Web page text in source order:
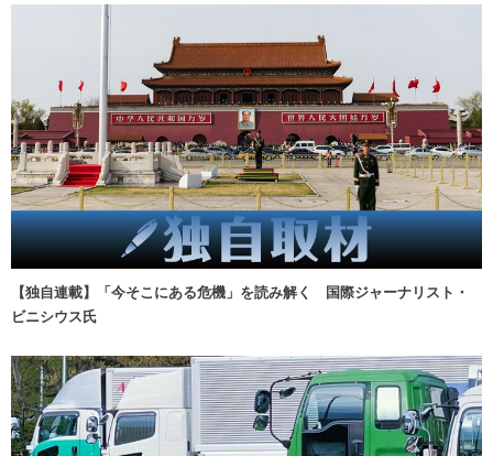
【独自連載】「今そこにある危機」を読み解く 国際ジャーナリスト・
ビニシウス氏